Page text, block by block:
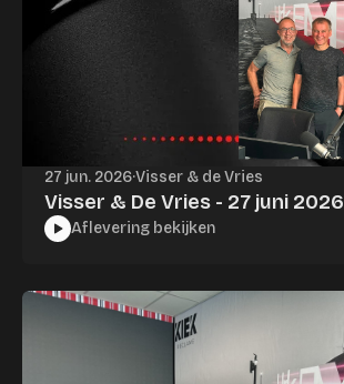
27 jun. 2026·Visser & de Vries
Visser & De Vries - 27 juni 2026
Aflevering bekijken